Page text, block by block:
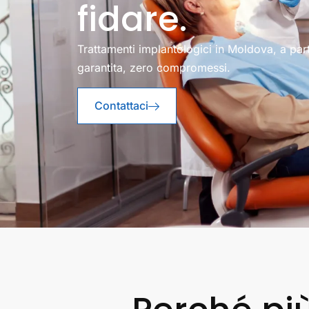
fidare.
Trattamenti implantologici in Moldova, a
garantita, zero compromessi.
Contattaci